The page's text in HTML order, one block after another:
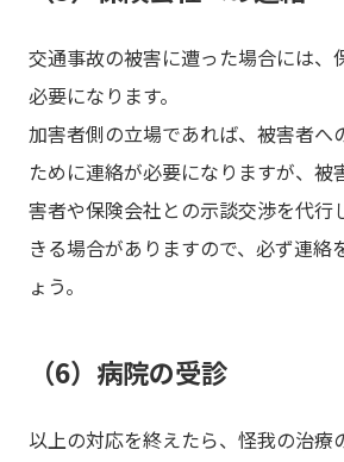
交通事故の被害に遭った場合には、
必要になります。
加害者側の立場であれば、被害者へ
ために連絡が必要になりますが、被
害者や保険会社との示談交渉を代行
きる場合がありますので、必ず連絡
ょう。
（6）病院の受診
以上の対応を終えたら、怪我の治療